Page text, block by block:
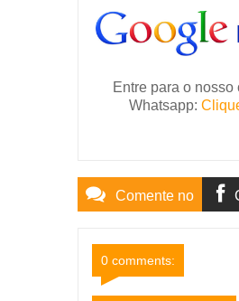
Entre para o nosso
Whatsapp:
Comente no
0 comments: